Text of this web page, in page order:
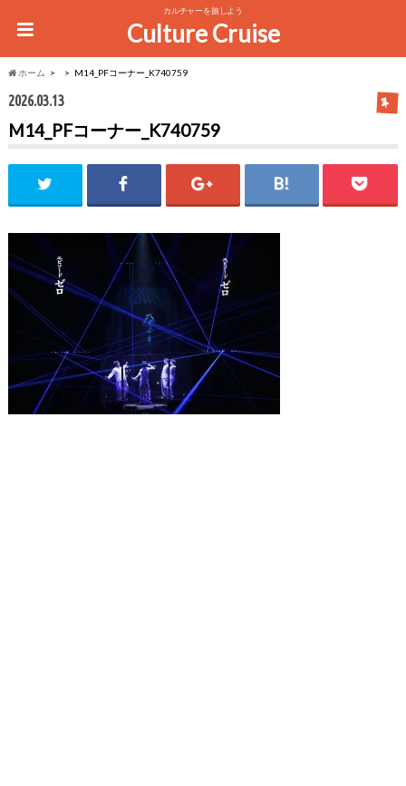
カルチャーを旅しよう
Culture Cruise
ホーム M14_PFコーナー_K740759
2026.03.13
M14_PFコーナー_K740759